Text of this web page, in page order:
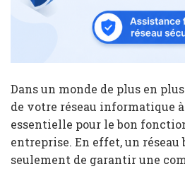
Dans un monde de plus en
de votre réseau informatique
essentielle pour le bon
entreprise. En effet, un
seulement de garantir une